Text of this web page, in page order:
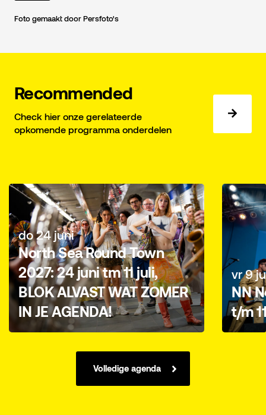
Foto gemaakt door Persfoto's
Recommended
Check hier onze gerelateerde
opkomende programma onderdelen
do 24 juni
North Sea Round Town
2027: 24 juni tm 11 juli,
BLOK ALVAST WAT ZOMER
IN JE AGENDA!
vr 9
NN
t/m
Volledige agenda